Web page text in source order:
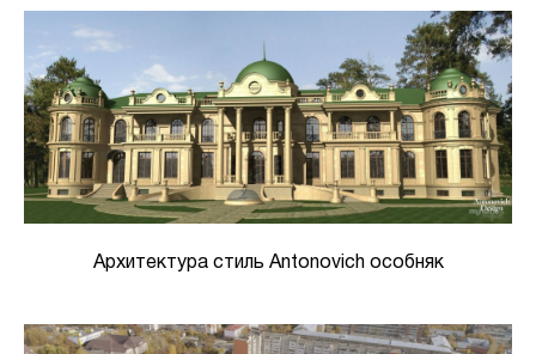
Архитектура стиль Antonovich особняк